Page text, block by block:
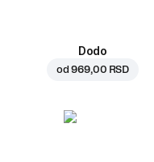
Dodo
od969,00 RSD